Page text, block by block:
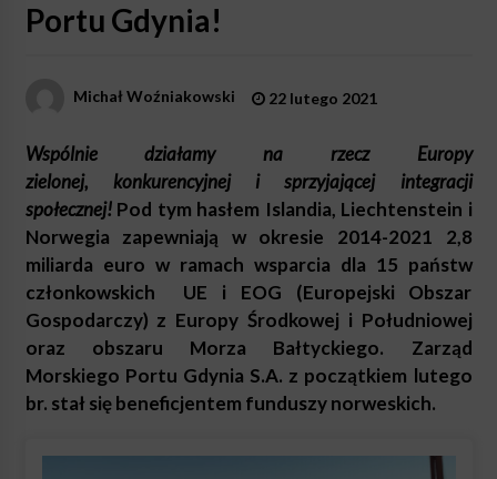
Portu Gdynia!
Michał Woźniakowski 22 lutego 2021
Wspólnie działamy na rzecz Europy
zielonej, konkurencyjnej i sprzyjającej integracji
społecznej!Pod tym hasłem Islandia, Liechtenstein i
Norwegia zapewniają w okresie 2014-2021 2,8
miliarda euro w ramach wsparcia dla 15 państw
członkowskich UE i EOG (Europejski Obszar
Gospodarczy) z Europy Środkowej i Południowej
oraz obszaru Morza Bałtyckiego. Zarząd
Morskiego Portu Gdynia S.A. z początkiem lutego
br. stał się beneficjentem funduszy norweskich.